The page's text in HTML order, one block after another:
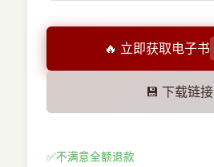
🔥 立即获取电子书
💾 下载链接
✅不满意全额退款